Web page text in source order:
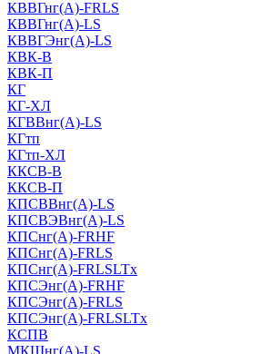
КВВГнг(А)-FRLS
КВВГнг(А)-LS
КВВГЭнг(А)-LS
КВК-В
КВК-П
КГ
КГ-ХЛ
КГВВнг(А)-LS
КГтп
КГтп-ХЛ
ККСВ-В
ККСВ-П
КПСВВнг(А)-LS
КПСВЭВнг(А)-LS
КПСнг(А)-FRHF
КПСнг(А)-FRLS
КПСнг(А)-FRLSLTx
КПСЭнг(А)-FRHF
КПСЭнг(А)-FRLS
КПСЭнг(А)-FRLSLTx
КСПВ
МКШнг(А)-LS